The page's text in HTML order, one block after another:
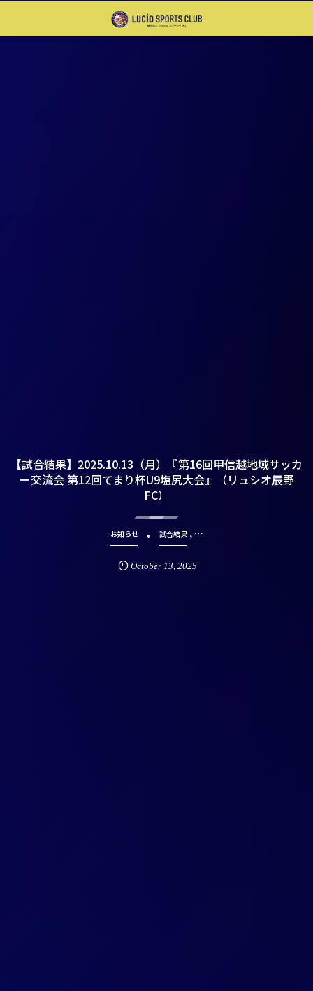
【試合結果】2025.10.13（月）『第16回甲信越地域サッカ
ー交流会 第12回てまり杯U9塩尻大会』（リュシオ辰野
FC）
お知らせ 試合結果, …
October 13,2025